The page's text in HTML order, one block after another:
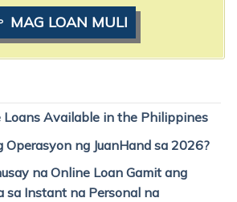
MAG LOAN MULI
Loans Available in the Philippines
Operasyon ng JuanHand sa 2026?
na Online Loan Gamit ang
sa Instant na Personal na